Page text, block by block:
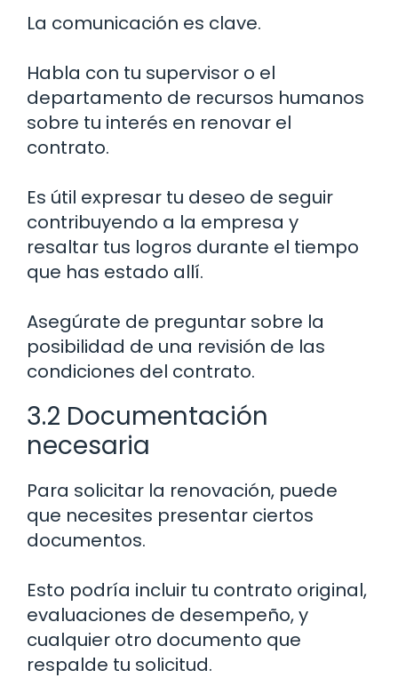
La comunicación es clave.
Habla con tu supervisor o el
departamento de recursos humanos
sobre tu interés en renovar el
contrato.
Es útil expresar tu deseo de seguir
contribuyendo a la empresa y
resaltar tus logros durante el tiempo
que has estado allí.
Asegúrate de preguntar sobre la
posibilidad de una revisión de las
condiciones del contrato.
3.2 Documentación
necesaria
Para solicitar la renovación, puede
que necesites presentar ciertos
documentos.
Esto podría incluir tu contrato original,
evaluaciones de desempeño, y
cualquier otro documento que
respalde tu solicitud.